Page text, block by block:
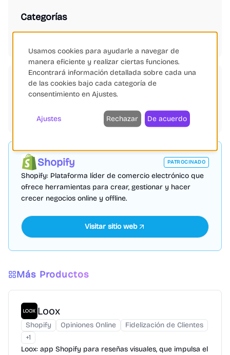
Categorías
Etiquetas
Fidelización
SEO eCommerce Marketing Digital
Shopify PATROCINADO
Shopify: Plataforma líder de comercio electrónico que
ofrece herramientas para crear, gestionar y hacer
crecer negocios online y offline.
Visitar sitio web
Más Productos
Loox
Shopify Opiniones Online
Fidelización de Clientes
+1
Loox: app Shopify para reseñas visuales, que impulsa el
Usamos cookies para ayudarle a navegar de
manera eficiente y realizar ciertas funciones.
Encontrará información detallada sobre cada una
de las cookies bajo cada categoría de
consentimiento en Ajustes.
Ajustes Rechazar De acuerdo